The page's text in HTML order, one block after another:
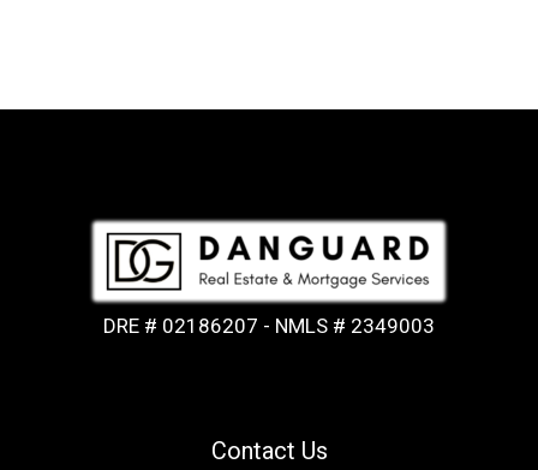
DRE # 02186207 - NMLS # 2349003
Contact Us